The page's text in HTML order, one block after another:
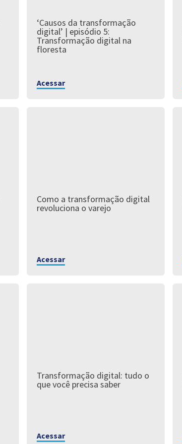
‘Causos da transformação
digital’ | episódio 5:
Transformação digital na
floresta
Acessar
Como a transformação digital
revoluciona o varejo
Acessar
Transformação digital: tudo o
que você precisa saber
Acessar